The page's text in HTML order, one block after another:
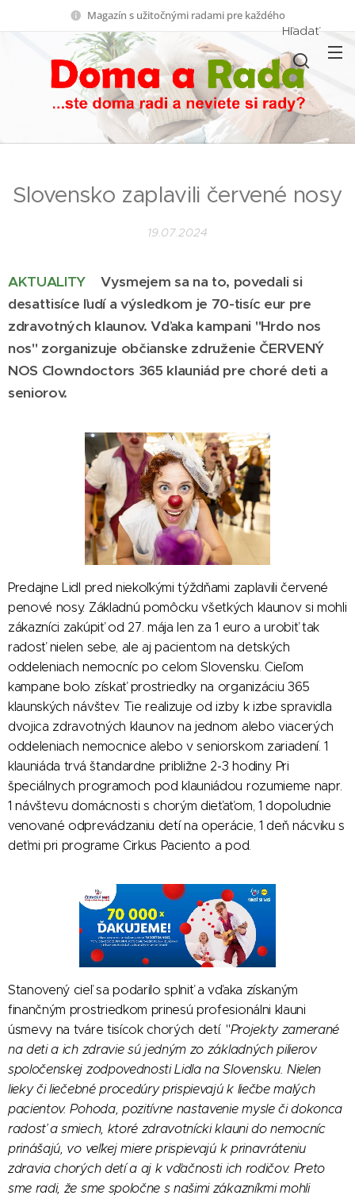
Magazín s užitočnými radami pre každého
Hľadať
Slovensko zaplavili červené nosy
19.07.2024
AKTUALITY
Vysmejem sa na to, povedali si
desaťtisíce ľudí a výsledkom je 70-tisíc eur pre
zdravotných klaunov. Vďaka kampani "Hrdo nos
nos" zorganizuje občianske združenie ČERVENÝ
NOS Clowndoctors 365 klauniád pre choré deti a
seniorov.
Predajne Lidl pred niekoľkými týždňami zaplavili červené
penové nosy. Základnú pomôcku všetkých klaunov si mohli
zákazníci zakúpiť od 27. mája len za 1 euro a urobiť tak
radosť nielen sebe, ale aj pacientom na detských
oddeleniach nemocníc po celom Slovensku. Cieľom
kampane bolo získať prostriedky na organizáciu 365
klaunských návštev. Tie realizuje od izby k izbe spravidla
dvojica zdravotných klaunov na jednom alebo viacerých
oddeleniach nemocnice alebo v seniorskom zariadení. 1
klauniáda trvá štandardne približne 2-3 hodiny. Pri
špeciálnych programoch pod klauniádou rozumieme napr.
1 návštevu domácnosti s chorým dieťaťom, 1 dopoludnie
venované odprevádzaniu detí na operácie, 1 deň nácviku s
deťmi pri programe Cirkus Paciento a pod.
Stanovený cieľ sa podarilo splniť a vďaka získaným
finančným prostriedkom prinesú profesionálni klauni
úsmevy na tváre tisícok chorých detí. "Projekty zamerané
na deti a ich zdravie sú jedným zo základných pilierov
spoločenskej zodpovednosti Lidla na Slovensku. Nielen
lieky či liečebné procedúry prispievajú k liečbe malých
pacientov. Pohoda, pozitívne nastavenie mysle či dokonca
radosť a smiech, ktoré zdravotnícki klauni do nemocníc
prinášajú, vo veľkej miere prispievajú k prinavráteniu
zdravia chorých detí a aj k vďačnosti ich rodičov. Preto
sme radi, že sme spoločne s našimi zákazníkmi mohli